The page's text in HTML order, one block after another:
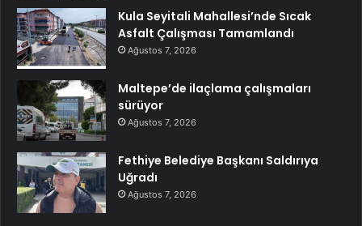
Kula Seyitali Mahallesi’nde Sıcak
Asfalt Çalışması Tamamlandı
Ağustos 7, 2026
Maltepe’de ilaçlama çalışmaları
sürüyor
Ağustos 7, 2026
Fethiye Belediye Başkanı Saldırıya
Uğradı
Ağustos 7, 2026